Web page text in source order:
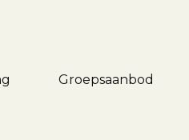
Groepsaanbod